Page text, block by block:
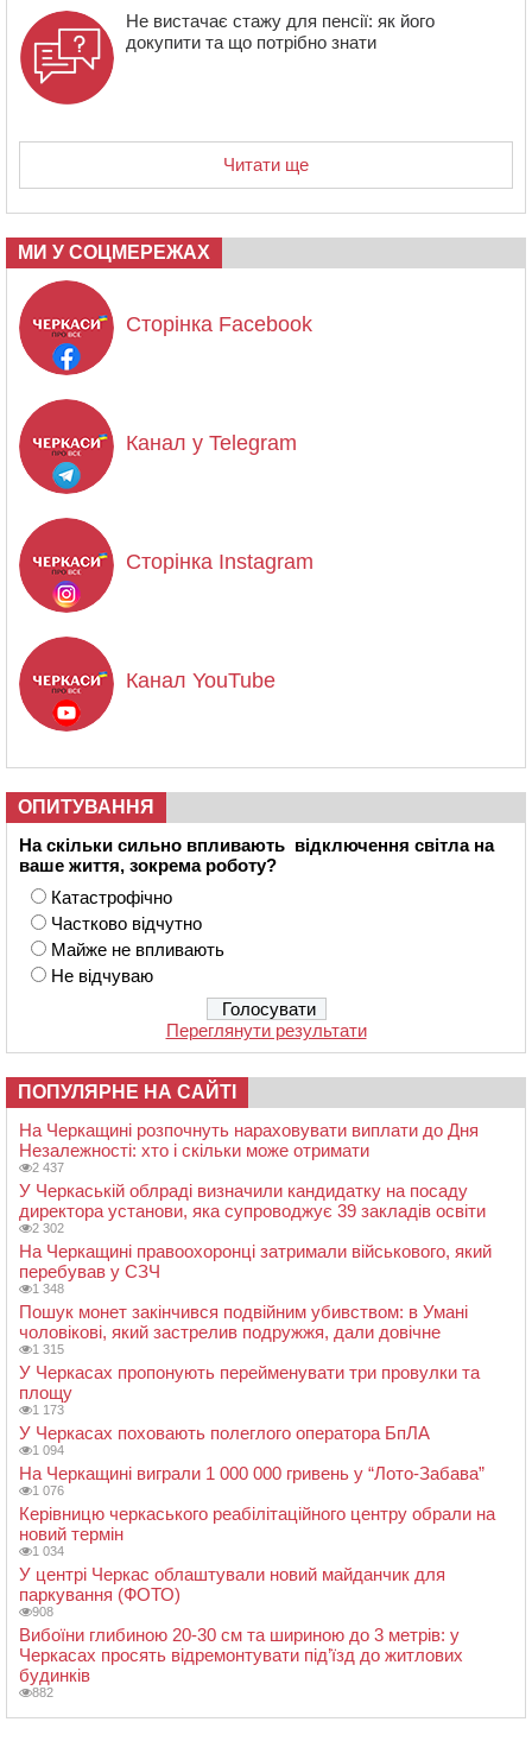
Не вистачає стажу для пенсії: як його
докупити та що потрібно знати
Читати ще
МИ У СОЦМЕРЕЖАХ
Сторінка Facebook
Канал у Telegram
Сторінка Instagram
Канал YouTube
ОПИТУВАННЯ
На скільки сильно впливають відключення світла на
ваше життя, зокрема роботу?
Катастрофічно
Частково відчутно
Майже не впливають
Не відчуваю
Переглянути результати
ПОПУЛЯРНЕ НА САЙТІ
На Черкащині розпочнуть нараховувати виплати до Дня
Незалежності: хто і скільки може отримати
2 437
У Черкаській облраді визначили кандидатку на посаду
директора установи, яка супроводжує 39 закладів освіти
2 302
На Черкащині правоохоронці затримали військового, який
перебував у СЗЧ
1 348
Пошук монет закінчився подвійним убивством: в Умані
чоловікові, який застрелив подружжя, дали довічне
1 315
У Черкасах пропонують перейменувати три провулки та
площу
1 173
У Черкасах поховають полеглого оператора БпЛА
1 094
На Черкащині виграли 1 000 000 гривень у “Лото-Забава”
1 076
Керівницю черкаського реабілітаційного центру обрали на
новий термін
1 034
У центрі Черкас облаштували новий майданчик для
паркування (ФОТО)
908
Вибоїни глибиною 20-30 см та шириною до 3 метрів: у
Черкасах просять відремонтувати під’їзд до житлових
будинків
882